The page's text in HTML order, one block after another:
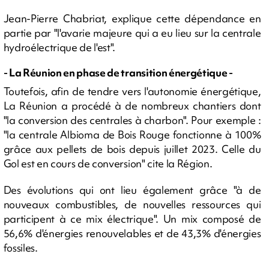
Jean-Pierre Chabriat, explique cette dépendance en
partie par "l'avarie majeure qui a eu lieu sur la centrale
hydroélectrique de l'est".
- La Réunion en phase de transition énergétique -
Toutefois, afin de tendre vers l'autonomie énergétique,
La Réunion a procédé à de nombreux chantiers dont
"la conversion des centrales à charbon". Pour exemple :
"la centrale Albioma de Bois Rouge fonctionne à 100%
grâce aux pellets de bois depuis juillet 2023. Celle du
Gol est en cours de conversion" cite la Région.
Des évolutions qui ont lieu également grâce "à de
nouveaux combustibles, de nouvelles ressources qui
participent à ce mix électrique". Un mix composé de
56,6% d'énergies renouvelables et de 43,3% d'énergies
fossiles.